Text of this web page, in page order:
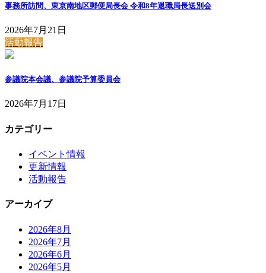
事務所訪問、東京南地区郵便局長会 令和8年退職局長送別会
2026年7月21日
活動報告
参議院本会議、参議院予算委員会
2026年7月17日
カテゴリー
イベント情報
更新情報
活動報告
アーカイブ
2026年8月
2026年7月
2026年6月
2026年5月